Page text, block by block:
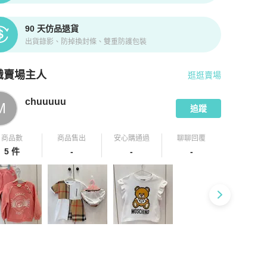
90 天仿品退貨
出貨錄影、防掉換封條、雙重防護包裝
賣場主人
拍拍圈嚴選賣家
逛逛賣場
chuuuuu
追蹤
商品數
5 件
商品售出
-
安心購通過
-
聊聊回覆
-